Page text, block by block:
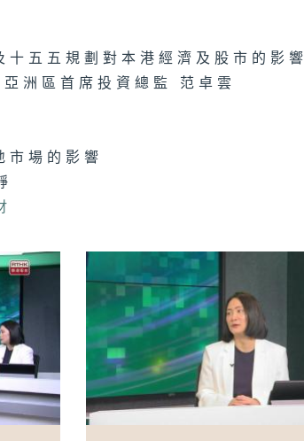
理財新世代 6月
理財新世代 6月6
日
理財新世代 5月
30日
五五規劃對本港經濟及股市的影響
洲區首席投資總監 范卓雲
市場的影響